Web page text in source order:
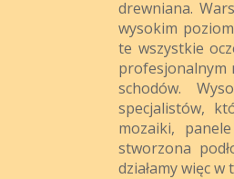
drewniana.
wysokim
te wszystkie
profesjonalnym
schodów.
specjalistów,
mozaiki,
stworzona
działamy więc